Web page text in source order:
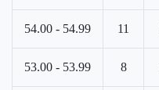
54.00 - 54.99 11
53.00 - 53.99 8